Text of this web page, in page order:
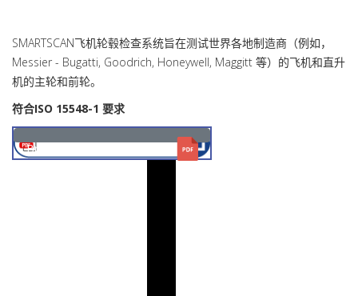
SMARTSCAN飞机轮毂检查系统旨在测试世界各地制造商（例如，
Messier - Bugatti, Goodrich, Honeywell, Maggitt 等）的飞机和直升
机的主轮和前轮。
符合ISO 15548-1 要求
Brochure SMARTSCAN